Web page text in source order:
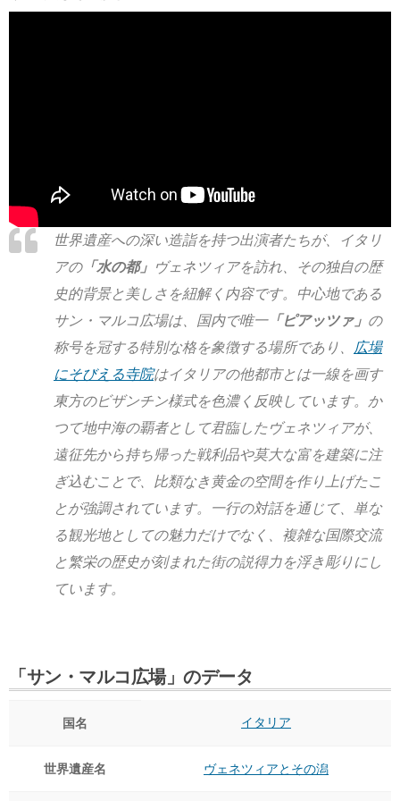
世界遺産への深い造詣を持つ出演者たちが、イタリ
アの「水の都」 ヴェネツィアを訪れ、その独自の歴
史的背景と美しさを紐解く内容です。中心地である
サン・マルコ広場は、国内で唯一「ピアッツァ」 の
称号を冠する特別な格を象徴する場所であり、
広場
にそびえる寺院はイタリアの他都市とは一線を画す
東方のビザンチン様式を色濃く反映しています。か
つて地中海の覇者として君臨したヴェネツィアが、
遠征先から持ち帰った戦利品や莫大な富を建築に注
ぎ込むことで、比類なき黄金の空間を作り上げたこ
とが強調されています。一行の対話を通じて、単な
る観光地としての魅力だけでなく、複雑な国際交流
と繁栄の歴史が刻まれた街の説得力を浮き彫りにし
ています。
「サン・マルコ広場」のデータ
国名 イタリア
世界遺産名 ヴェネツィアとその潟